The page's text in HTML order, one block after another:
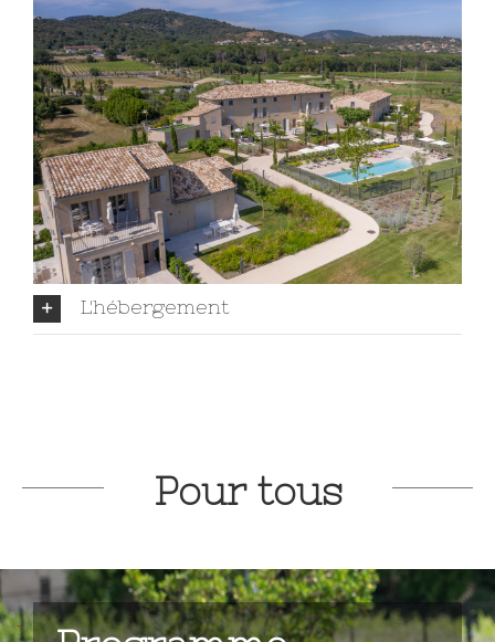
L'hébergement
Pour tous